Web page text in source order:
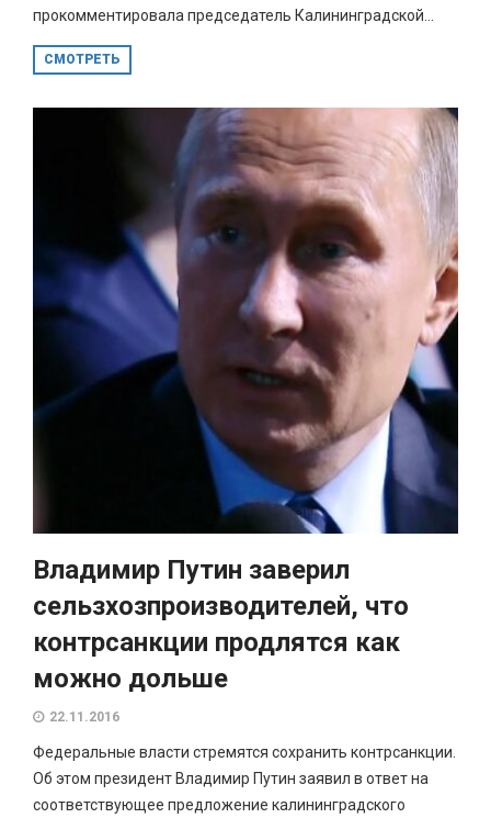
прокомментировала председатель Калининградской...
СМОТРЕТЬ
Владимир Путин заверил
сельзхозпроизводителей, что
контрсанкции продлятся как
можно дольше
22.11.2016
Федеральные власти стремятся сохранить контрсанкции.
Об этом президент Владимир Путин заявил в ответ на
соответствующее предложение калининградского